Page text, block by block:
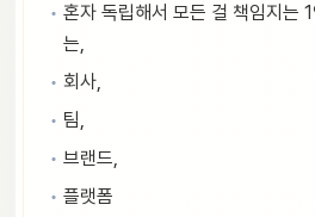
혼자 독립해서 모든 걸 책임지는
는,
회사,
팀,
브랜드,
플랫폼